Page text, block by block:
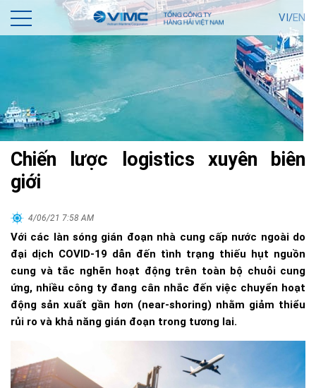
VI/EN
Chiến lược logistics xuyên biên
giới
4/06/21 7:58 AM
Với các làn sóng gián đoạn nhà cung cấp nước ngoài do
đại dịch COVID-19 dẫn đến tình trạng thiếu hụt nguồn
cung và tắc nghẽn hoạt động trên toàn bộ chuỗi cung
ứng, nhiều công ty đang cân nhắc đến việc chuyển hoạt
động sản xuất gần hơn (near-shoring) nhằm giảm thiểu
rủi ro và khả năng gián đoạn trong tương lai.